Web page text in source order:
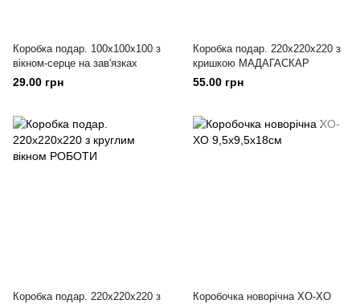
Коробка подар. 100х100х100 з
вікном-серце на зав'язках
29.00 грн
Коробка подар. 220х220х220 з
кришкою МАДАГАСКАР
55.00 грн
Коробка подар. 220х220х220 з
Коробочка новорічна ХО-ХО